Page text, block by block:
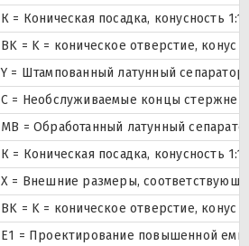
К = Коническая посадка, конусность
BK = K = коническое отверстие,
Y = Штампованный латунный
С = Необслуживаемые концы стержней,
MB = Обработанный латунный
К = Коническая посадка, конусность
X = Внешние размеры,
BK = K = коническое отверстие,
E1 = Проектирование повышенной